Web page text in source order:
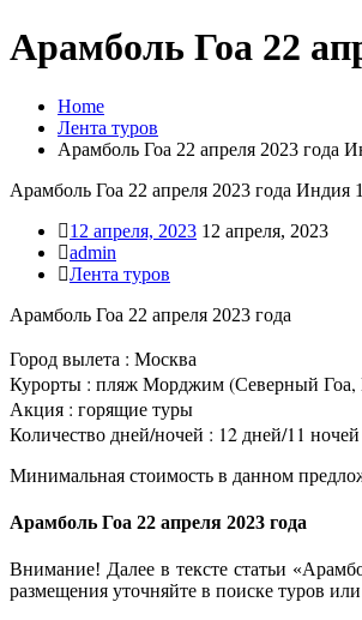
Арамболь Гоа 22
Home
Лента туров
Арамболь Гоа 22 апреля 2023 года
Арамболь Гоа 22 апреля 2023 года Индия
12 апреля, 2023 12 апреля, 2023
admin
Лента туров
Арамболь Гоа 22 апреля 2023 года
Город вылета : Москва
Курорты : пляж Морджим (Северный
Акция : горящие туры
Количество дней/ночей : 12 дней/11
Минимальная стоимость в данном
Арамболь Гоа 22 апреля 2023 года
Внимание! Далее в тексте статьи
размещения уточняйте в поиске туров